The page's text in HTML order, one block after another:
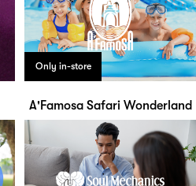
Only in-store
A'Famosa Safari Wonderland